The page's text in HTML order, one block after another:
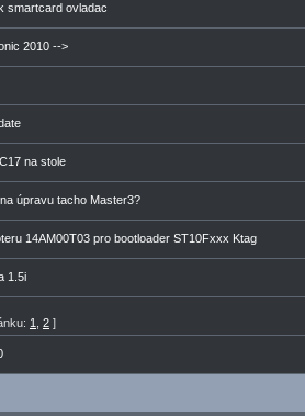
smartcard ovladac
2010 -->
na stole
úpravu tacho Master3?
14AM00T03 pro bootloader ST10Fxxx Ktag
1.5i
1 2 ]